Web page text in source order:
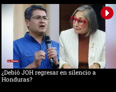
¿Debió JOH regresar en silencio a
Honduras?